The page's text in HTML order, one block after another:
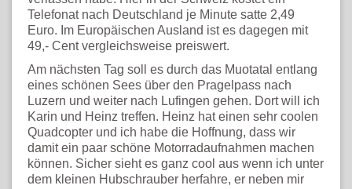
Telefonat nach Deutschland je Minute satte 2,49
Euro. Im Europäischen Ausland ist es dagegen mit
49,- Cent vergleichsweise preiswert.
Am nächsten Tag soll es durch das Muotatal entlang
eines schönen Sees über den Pragelpass nach
Luzern und weiter nach Lufingen gehen. Dort will ich
Karin und Heinz treffen. Heinz hat einen sehr coolen
Quadcopter und ich habe die Hoffnung, dass wir
damit ein paar schöne Motorradaufnahmen machen
können. Sicher sieht es ganz cool aus wenn ich unter
dem kleinen Hubschrauber herfahre, er neben mir